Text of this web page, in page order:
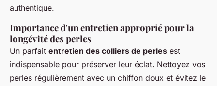
authentique.
Importance d'un entretien approprié pour la
longévité des perles
Un parfait entretien des colliers de perles est
indispensable pour préserver leur éclat. Nettoyez vos
perles régulièrement avec un chiffon doux et évitez le